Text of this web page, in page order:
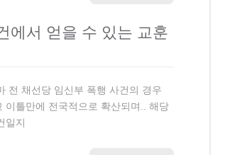
에서 얻을 수 있는 교훈
전 채선당 임신부 폭행 사건의 경우
이틀만에 전국적으로 확산되며.. 해당
일지